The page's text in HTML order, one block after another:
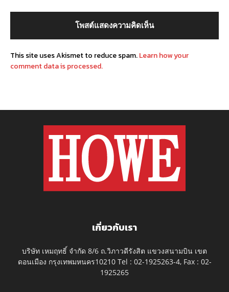
This site uses Akismet to reduce spam.Learn how your
comment data is processed.
เกี่ยวกับเรา
บริษัท เหมฤทธิ์ จำกัด 8/6 ถ.วิภาวดีรังสิต แขวงสนามบิน เขต
ดอนเมือง กรุงเทพมหนคร10210 Tel : 02-1925263-4, Fax : 02-
1925265